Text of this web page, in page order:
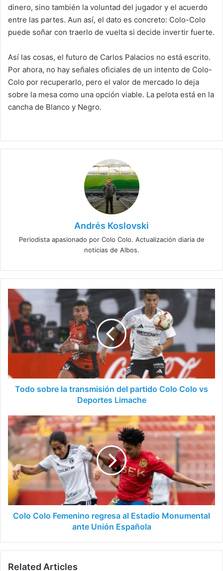
dinero, sino también la voluntad del jugador y el acuerdo
entre las partes. Aun así, el dato es concreto: Colo-Colo
puede soñar con traerlo de vuelta si decide invertir fuerte.
Así las cosas, el futuro de Carlos Palacios no está escrito.
Por ahora, no hay señales oficiales de un intento de Colo-
Colo por recuperarlo, pero el valor de mercado lo deja
sobre la mesa como una opción viable. La pelota está en la
cancha de Blanco y Negro.
Andrés Koslovski
Periodista apasionado por Colo Colo. Actualización diaria de
noticias de Albos.
Todo
sobre
la
transmisión
del
partido
Colo
vs
Deportes
Todo sobre la transmisión del partido Colo Colo vs
Deportes Limache
Colo
Colo
Femenino
regresa
al
Estadio
Monumental
ante
Unión
Española
Colo Colo Femenino regresa al Estadio Monumental
ante Unión Española
Related Articles